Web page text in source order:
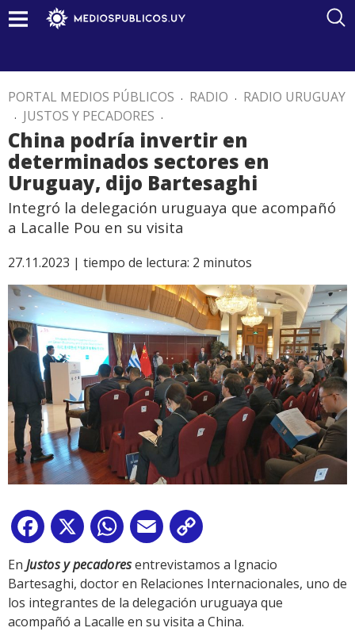
PORTAL MEDIOS PÚBLICOS . RADIO . RADIO URUGUAY
. JUSTOS Y PECADORES .
China podría invertir en
determinados sectores en
Uruguay, dijo Bartesaghi
Integró la delegación uruguaya que acompañó
a Lacalle Pou en su visita
27.11.2023 | tiempo de lectura: 2 minutos
Facebook
X WhatsApp
Email
Link
En Justos y pecadoresentrevistamos a Ignacio
Bartesaghi, doctor en Relaciones Internacionales, uno de
los integrantes de la delegación uruguaya que
acompañó a Lacalle en su visita a China.